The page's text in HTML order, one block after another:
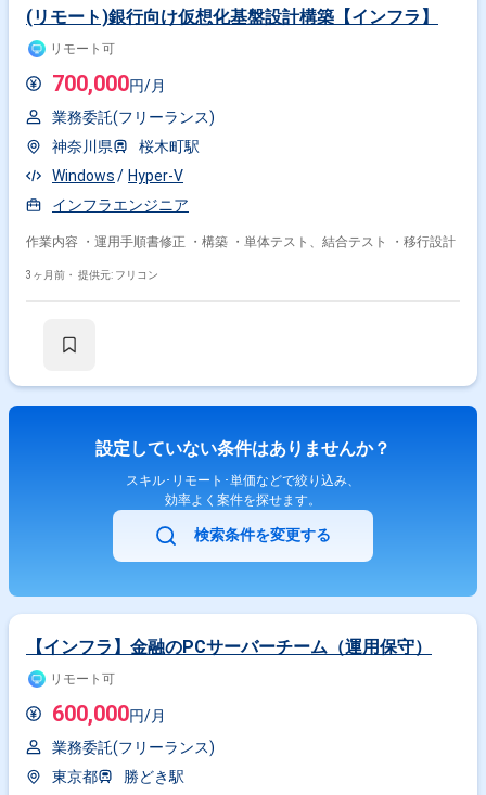
(リモート)銀行向け仮想化基盤設計構築【インフラ】
リモート可
700,000円/月
業務委託(フリーランス)
神奈川県
桜木町駅
Windows
Hyper-V
インフラエンジニア
作業内容 ・運用手順書修正 ・構築 ・単体テスト、結合テスト ・移行設計
3ヶ月前・ 提供元: フリコン
設定していない条件はありませんか？
スキル･リモート･単価などで絞り込み、
効率よく案件を探せます。
検索条件を変更する
【インフラ】金融のPCサーバーチーム（運用保守）
リモート可
600,000円/月
業務委託(フリーランス)
東京都
勝どき駅